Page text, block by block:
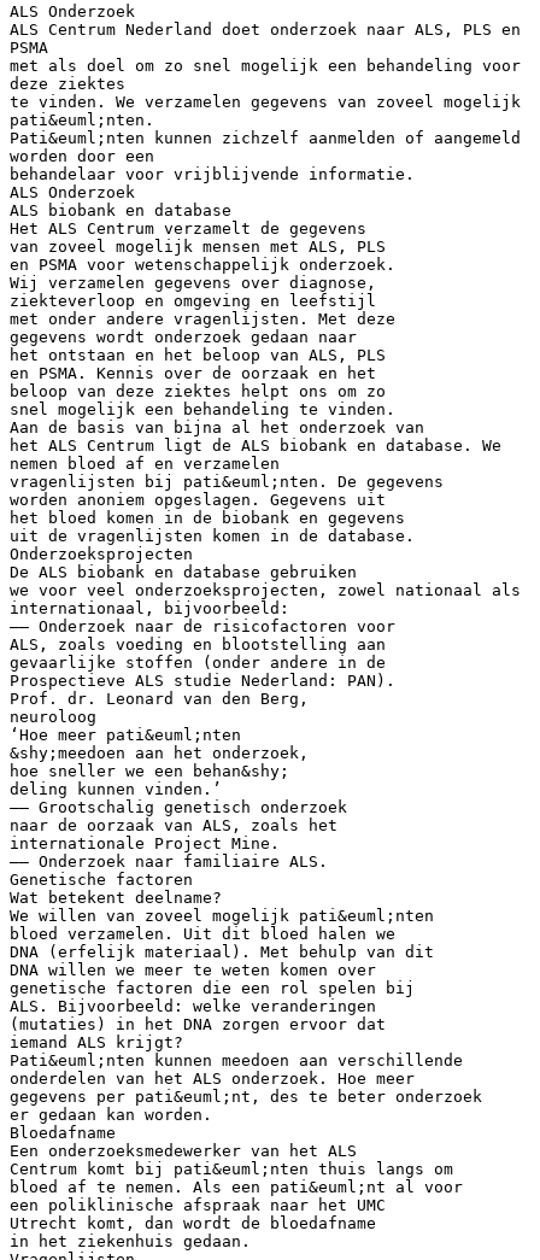
ALS Onderzoek
ALS Centrum Nederland doet onderzoek naar ALS, PLS en
PSMA
met als doel om zo snel mogelijk een behandeling voor
deze ziektes
te vinden. We verzamelen gegevens van zoveel mogelijk
pati&euml;nten.
Pati&euml;nten kunnen zichzelf aanmelden of aangemeld
worden door een
behandelaar voor vrijblijvende informatie.
ALS Onderzoek
ALS biobank en database
Het ALS Centrum verzamelt de gegevens
van zoveel mogelijk mensen met ALS, PLS
en PSMA voor wetenschappelijk onderzoek.
Wij verzamelen gegevens over diagnose,
ziekteverloop en omgeving en leefstijl
met onder andere vragenlijsten. Met deze
gegevens wordt onderzoek gedaan naar
het ontstaan en het beloop van ALS, PLS
en PSMA. Kennis over de oorzaak en het
beloop van deze ziektes helpt ons om zo
snel mogelijk een behandeling te vinden.
Aan de basis van bijna al het onderzoek van
het ALS Centrum ligt de ALS biobank en database. We
nemen bloed af en verzamelen
vragenlijsten bij pati&euml;nten. De gegevens
worden anoniem opgeslagen. Gegevens uit
het bloed komen in de biobank en gegevens
uit de vragenlijsten komen in de database.
Onderzoeksprojecten
De ALS biobank en database gebruiken
we voor veel onderzoeksprojecten, zowel nationaal als
internationaal, bijvoorbeeld:
—— Onderzoek naar de risicofactoren voor
ALS, zoals voeding en blootstelling aan
gevaarlijke stoffen (onder andere in de
Prospectieve ALS studie Nederland: PAN).
Prof. dr. Leonard van den Berg,
neuroloog
‘Hoe meer pati&euml;nten
&shy;meedoen aan het onderzoek,
hoe sneller we een behan&shy;
deling kunnen vinden.’
—— Grootschalig genetisch onderzoek
naar de oorzaak van ALS, zoals het
internationale Project Mine.
—— Onderzoek naar familiaire ALS.
Genetische factoren
Wat betekent deelname?
We willen van zoveel mogelijk pati&euml;nten
bloed verzamelen. Uit dit bloed halen we
DNA (erfelijk materiaal). Met behulp van dit
DNA willen we meer te weten komen over
genetische factoren die een rol spelen bij
ALS. Bijvoorbeeld: welke veranderingen
(mutaties) in het DNA zorgen ervoor dat
iemand ALS krijgt?
Pati&euml;nten kunnen meedoen aan verschillende
onderdelen van het ALS onderzoek. Hoe meer
gegevens per pati&euml;nt, des te beter onderzoek
er gedaan kan worden.
Bloedafname
Een onderzoeksmedewerker van het ALS
Centrum komt bij pati&euml;nten thuis langs om
bloed af te nemen. Als een pati&euml;nt al voor
een poliklinische afspraak naar het UMC
Utrecht komt, dan wordt de bloedafname
in het ziekenhuis gedaan.